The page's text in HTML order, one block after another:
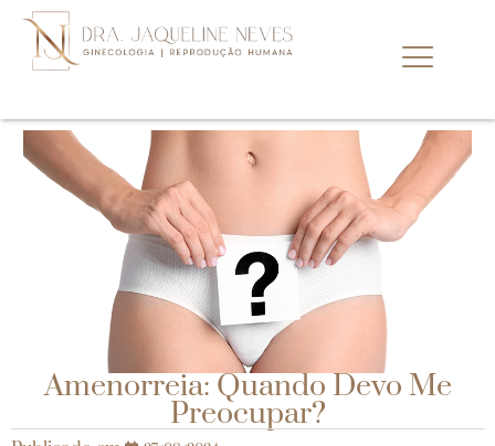
Amenorreia: Quando Devo Me
Preocupar?